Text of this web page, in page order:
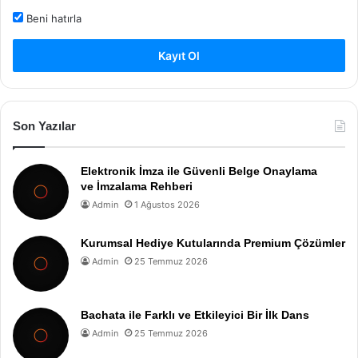
Beni hatırla
Kayıt Ol
Son Yazılar
Elektronik İmza ile Güvenli Belge Onaylama
ve İmzalama Rehberi
Admin 1 Ağustos 2026
Kurumsal Hediye Kutularında Premium Çözümler
Admin 25 Temmuz 2026
Bachata ile Farklı ve Etkileyici Bir İlk Dans
Admin 25 Temmuz 2026